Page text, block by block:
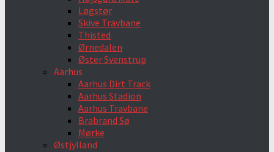
Løgstør
Skive Travbane
Thisted
Ørnedalen
Øster Svenstrup
Aarhus
Aarhus Dirt Track
Aarhus Stadion
Aarhus Travbane
Brabrand Sø
Mørke
Østjylland